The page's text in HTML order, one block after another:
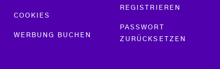
COOKIES
WERBUNG BUCHEN
REGISTRIEREN
PASSWORT
ZURÜCKSETZEN